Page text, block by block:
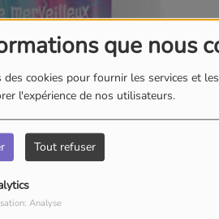
que nous
des cookies pour fournir les services et
l'expérience de nos utilisateurs.
Tout refuser
Analyse